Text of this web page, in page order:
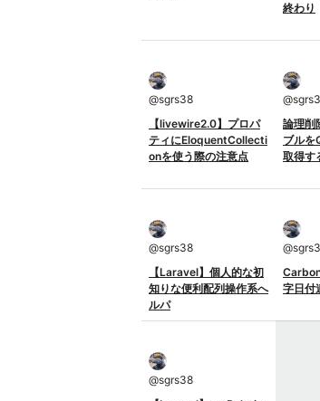
終わり
@sgrs38
【livewire2.0】プロパ
ティにEloquentCollecti
onを使う際の注意点
@
論理削
ブル
取得す
@sgrs38
【Laravel】個人的な初
知りな便利配列操作系へ
ルパ
@
字日付
@sgrs38